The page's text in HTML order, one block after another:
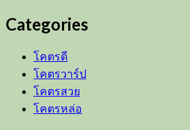
เชีย
Categories
โคตรดี
โคตรวาร์ป
โคตรสวย
โคตรหล่อ